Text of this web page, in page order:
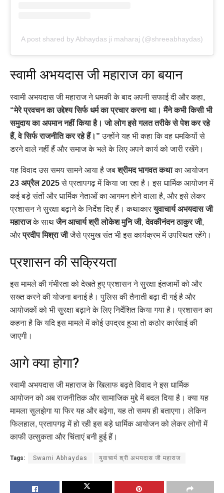
A post shared by Abhaydas ji maharaj (@shreeabhaydas)
स्वामी अभयदास जी महाराज का बयान
स्वामी अभयदास जी महाराज ने धमकी के बाद अपनी सफाई दी और कहा,
“मेरे प्रवचन का उद्देश्य सिर्फ धर्म का प्रचार करना था। मैंने कभी किसी भी
समुदाय का अपमान नहीं किया है। जो लोग इसे गलत तरीके से पेश कर रहे
हैं, वे सिर्फ राजनीति कर रहे हैं।” उन्होंने यह भी कहा कि वह धमकियों से
डरने वाले नहीं हैं और समाज के भले के लिए अपने कार्य को जारी रखेंगे।
यह विवाद उस समय सामने आया है जबश्रीमद भागवत कथाका आयोजन
23 अप्रैल 2025से प्रतापगढ़ में किया जा रहा है। इस धार्मिक आयोजन में
कई बड़े संतों और धार्मिक नेताओं का आगमन होने वाला है, और इसे लेकर
प्रशासन ने सुरक्षा बढ़ाने के निर्देश दिए हैं। कथाकारयुवाचार्य अभयदास जी
महाराजके साथजैन आचार्य श्री लोकेश मुनि जी,देवकीनंदन ठाकुर जी,
औरप्रदीप मिश्रा जीजैसे प्रमुख संत भी इस कार्यक्रम में उपस्थित रहेंगे।
प्रशासन की सक्रियता
इस मामले की गंभीरता को देखते हुए प्रशासन ने सुरक्षा इंतजामों को और
सख्त करने की योजना बनाई है। पुलिस की तैनाती बढ़ा दी गई है और
आयोजकों को भी सुरक्षा बढ़ाने के लिए निर्देशित किया गया है। प्रशासन का
कहना है कि यदि इस मामले में कोई उपद्रव हुआ तो कठोर कार्रवाई की
जाएगी।
आगे क्या होगा?
स्वामी अभयदास जी महाराज के खिलाफ बढ़ते विवाद ने इस धार्मिक
आयोजन को अब राजनीतिक और सामाजिक मुद्दे में बदल दिया है। क्या यह
मामला सुलझेगा या फिर यह और बढ़ेगा, यह तो समय ही बताएगा। लेकिन
फिलहाल, प्रतापगढ़ में हो रही इस बड़े धार्मिक आयोजन को लेकर लोगों में
काफी उत्सुकता और चिंताएं बनी हुई हैं।
Tags: Swami Abhaydas युवाचार्य श्री अभयदास जी महाराज